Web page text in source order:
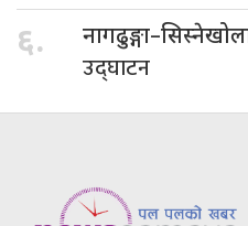
६.
उद्घाटन